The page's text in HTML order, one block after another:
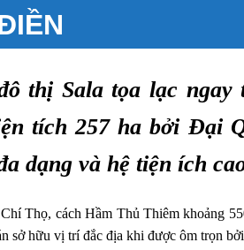
thị Sala tọa lạc
tích 257 ha bởi Đại
dạng và hệ tiện ích
Thọ, cách Hầm Thủ Thiêm khoảng
sở hữu vị trí đắc địa khi được ôm trọn